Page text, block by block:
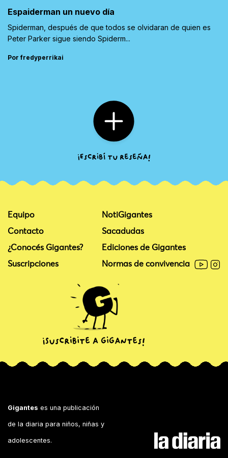
Espaiderman un nuevo día
Spiderman, después de que todos se olvidaran de quien es
Peter Parker sigue siendo Spiderm...
Por fredyperrikai
Equipo
Contacto
¿Conocés Gigantes?
Suscripciones
NotiGigantes
Sacadudas
Ediciones de Gigantes
Normas de convivencia
Gigantes es una publicación
de la diaria para niños, niñas y
adolescentes.